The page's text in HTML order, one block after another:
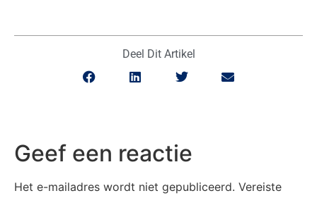
Deel Dit Artikel
Geef een reactie
Het e-mailadres wordt niet gepubliceerd. Vereiste